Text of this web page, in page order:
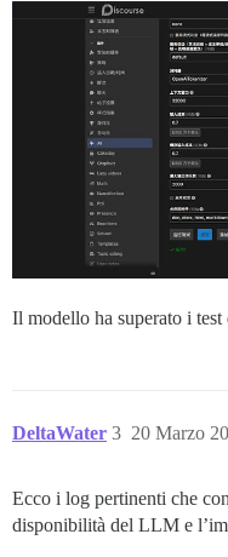
Il modello ha superato i test
DeltaWater 20 Marzo
3
Ecco i log pertinenti che
disponibilità del LLM e